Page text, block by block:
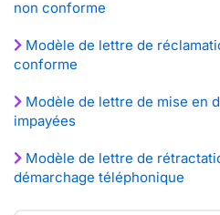
non conforme
Modèle de lettre de
conforme
Modèle de lettre de mise en
impayées
Modèle de lettre de
démarchage téléphonique